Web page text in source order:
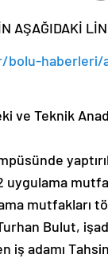
AŞAĞIDAKİ
haberleri/
ve Teknik
mutfakları
Bulut,
iş adamı